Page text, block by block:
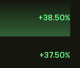
+38.50%
+37.50%